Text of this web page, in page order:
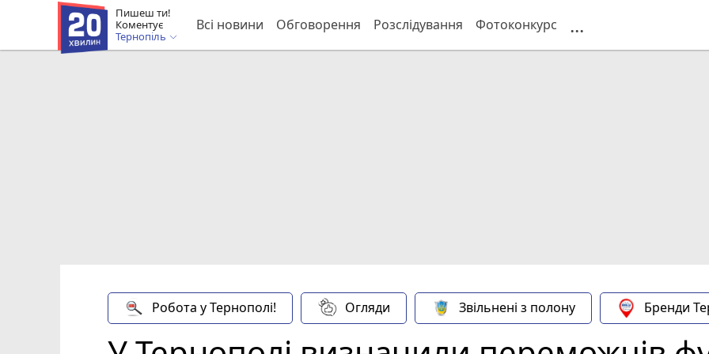
Пишеш ти!
Коментує
Тернопіль
Всі новини Обговорення Розслідування Фотоконкурс ...
Робота у Тернополі! Огляди Звільнені з полону Бренди